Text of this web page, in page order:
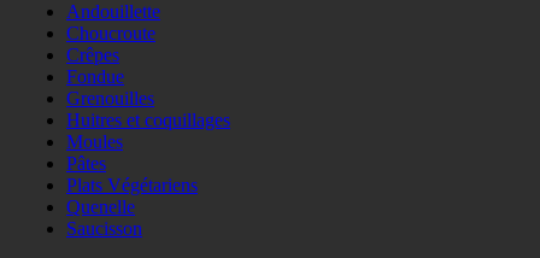
Andouillette
Choucroute
Crêpes
Fondue
Grenouilles
Huitres et coquillages
Moules
Pâtes
Plats Végétariens
Quenelle
Saucisson